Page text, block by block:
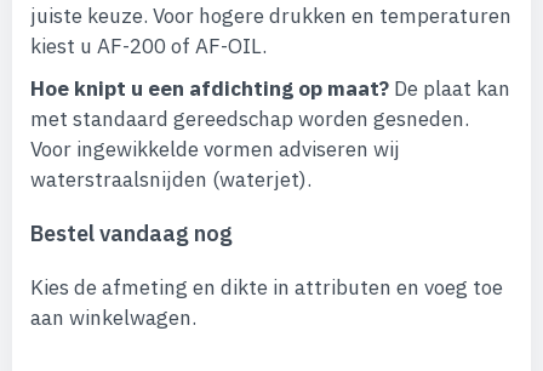
juiste keuze. Voor hogere drukken en temperaturen
kiest u AF-200 of AF-OIL.
Hoe knipt u een afdichting op maat? De plaat kan
met standaard gereedschap worden gesneden.
Voor ingewikkelde vormen adviseren wij
waterstraalsnijden (waterjet).
Bestel vandaag nog
Kies de afmeting en dikte in attributen en voeg toe
aan winkelwagen.